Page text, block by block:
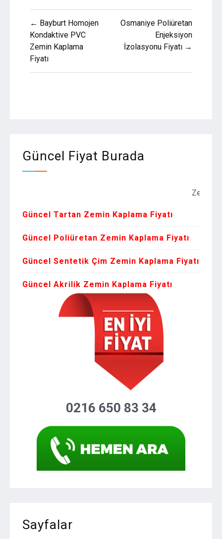
Yazı
gezinmesi
← Bayburt Homojen
Kondaktive PVC
Zemin Kaplama
Fiyatı
Osmaniye Poliüretan
Enjeksiyon
İzolasyonu Fiyatı →
Güncel Fiyat Burada
Zemin
Güncel Tartan Zemin Kaplama Fiyatı
Güncel Poliüretan Zemin Kaplama Fiyatı
Güncel Sentetik Çim Zemin Kaplama Fiyatı
Güncel Akrilik Zemin Kaplama Fiyatı
0216 650 83 34
Sayfalar